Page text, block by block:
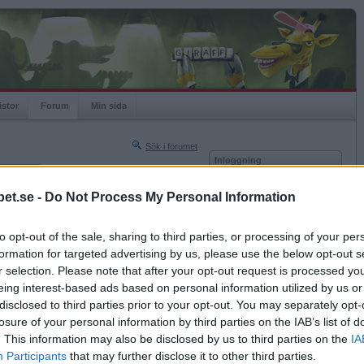
- Do Not Process My Personal Information
opt-out of the sale, sharing to third parties, or processing of your
for targeted advertising by us, please use the below opt-out
selection. Please note that after your opt-out request is processed
interest-based ads based on personal information utilized by us
to third parties prior to your opt-out. You may separately
of your personal information by third parties on the IAB’s list of
This information may also be disclosed by us to third parties on the
Participants that may further disclose it to other third parties.
Forum Min sida
Sök i forumet
Nästa sida »
2018-10-05 20:08
dig så här en fredagskväll?
Inloggning
Kom ihåg mig
Glömt ditt lösenord?
Få ny aktiveringslänk
Betapet är gratis!